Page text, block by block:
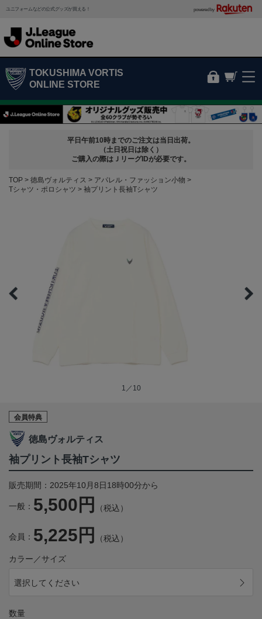
ユニフォームなどの公式グッズが買える！ powered by
TOKUSHIMA VORTIS
ONLINE STORE
平日午前10時までのご注文は当日出荷。
（土日祝日は除く）
ご購入の際はＪリーグIDが必要です。
TOP 徳島ヴォルティス
アパレル・ファッション小物
Tシャツ・ポロシャツ
袖プリント長袖Tシャツ
1／10
会員特典
徳島ヴォルティス
袖プリント長袖Tシャツ
販売期間：2025年10月8日18時00分から
一般： 5,500円 （税込）
会員： 5,225円 （税込）
カラー／サイズ
選択してください
数量